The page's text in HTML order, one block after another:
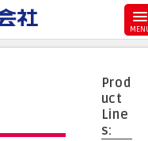
Prod
uct
Line
s: